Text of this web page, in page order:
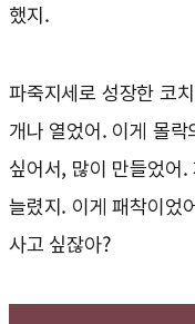
했지.
파죽지세로 성장한 코
개나 열었어. 이게 몰
싶어서, 많이 만들었어
늘렸지. 이게 패착이었
사고 싶잖아?